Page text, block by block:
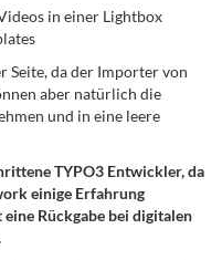
in einer Lightbox
Seite, da der Importer von
aber natürlich die
und in eine leere
TYPO3 Entwickler, da
einige Erfahrung
Rückgabe bei digitalen